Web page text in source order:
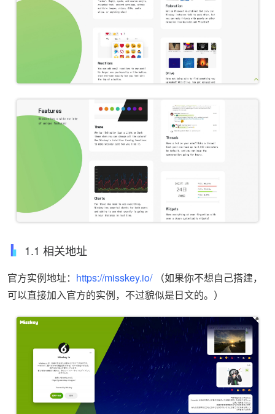
1.1 相关地址
官方实例地址： https://misskey.io/（如果你不想自己搭建，
可以直接加入官方的实例，不过貌似是日文的。）